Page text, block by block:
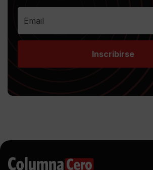
Inscribirse